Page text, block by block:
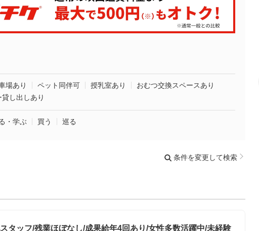
場あり ペット同伴可 授乳室あり
おむつ交換スペースあり
し出しあり
・学ぶ 買う 巡る
条件を変更して検索
タッフ/残業ほぼなし/成果給年4回あり/女性多数活躍中/未経験